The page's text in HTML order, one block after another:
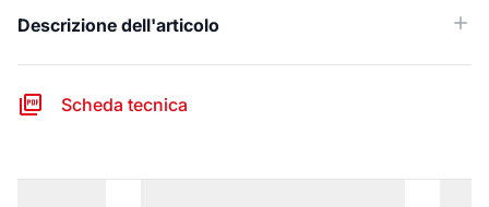
Descrizione dell'articolo
Scheda tecnica